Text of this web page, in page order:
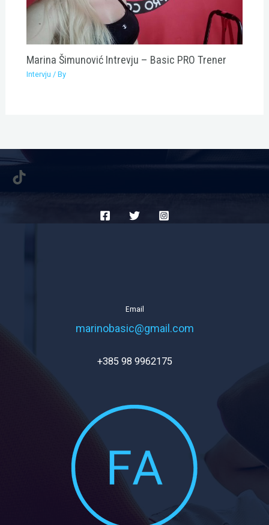
Marina Šimunović Intrevju – Basic PRO Trener
Intervju / By
TikTok
Email
marinobasic@gmail.com
+385 98 9962175